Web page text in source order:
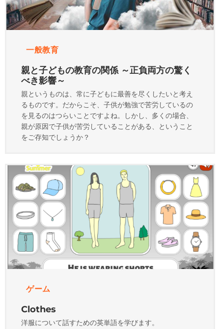
一般教育
親と子どもの教育の関係 ～正負両方の驚く
べき影響～
親というものは、常に子どもに最善を尽くしたいと考え
るものです。だからこそ、子供が勉強で苦労しているの
を見るのはつらいことですよね。しかし、多くの場合、
親が原因で子供が苦労していることがある、ということ
をご存知でしょうか？
ゲーム
Clothes
洋服について話すための英単語を学びます。